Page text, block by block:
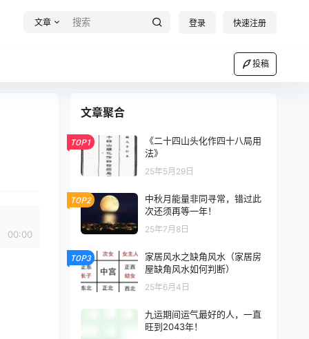
文章 登录 快速注册
投稿
00:00
文章聚合
TOP1
《二十四山头化作四十八局用
法》
25年5月29日
TOP2
中秋月能量非同寻常，错过此
次还须再等一年！
25年7月8日
TOP3
家居风水之缺角风水（家居房
屋缺角风水如何判断）
25年6月4日
九运期间运气最好的人，一直
旺到2043年！